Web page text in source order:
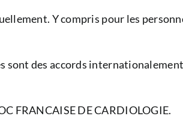
Y compris pour les
sont des accords
FRANCAISE DE CARDIOLOGIE.